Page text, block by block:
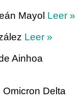
Mayol Leer »
Leer »
Ainhoa
Omicron Delta